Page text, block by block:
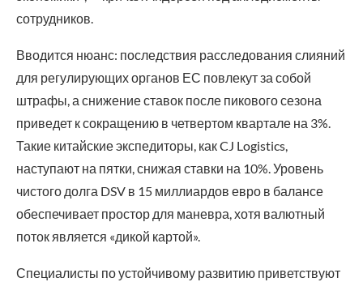
сотрудников.
Вводится нюанс: последствия расследования слияний
для регулирующих органов ЕС повлекут за собой
штрафы, а снижение ставок после пикового сезона
приведет к сокращению в четвертом квартале на 3%.
Такие китайские экспедиторы, как CJ Logistics,
наступают на пятки, снижая ставки на 10%. Уровень
чистого долга DSV в 15 миллиардов евро в балансе
обеспечивает простор для маневра, хотя валютный
поток является «дикой картой».
Специалисты по устойчивому развитию приветствуют